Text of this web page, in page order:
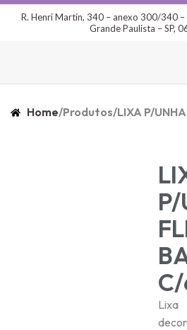
R. Henri Martin, 340 – anexo 300/340 –
Grande Paulista – SP,
Home/Produtos/LIXA P/
Lixa